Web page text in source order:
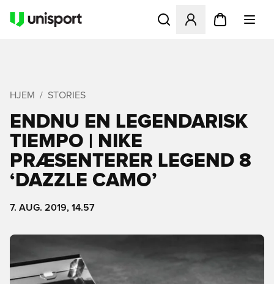
Åbner en Modal til at
HJEM STORIES
ENDNU EN LEGENDARISK
TIEMPO | NIKE
PRÆSENTERER LEGEND 8
‘DAZZLE CAMO’
7. AUG. 2019, 14.57